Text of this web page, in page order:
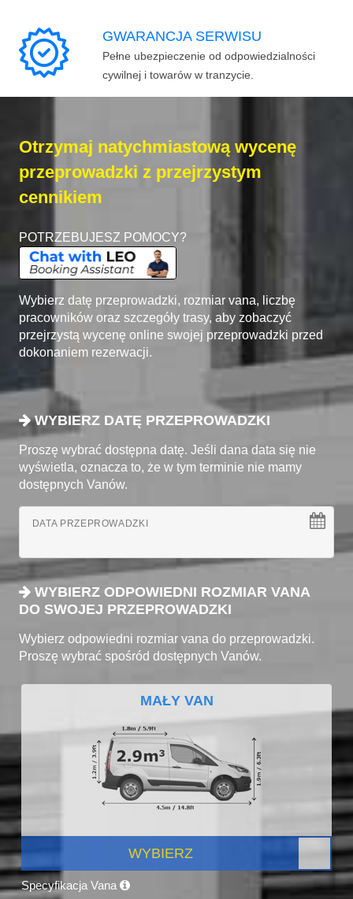
GWARANCJA SERWISU
Pełne ubezpieczenie od odpowiedzialności
cywilnej i towarów w tranzycie.
Otrzymaj natychmiastową wycenę
przeprowadzki z przejrzystym
cennikiem
POTRZEBUJESZ POMOCY?
Wybierz datę przeprowadzki, rozmiar vana, liczbę
pracowników oraz szczegóły trasy, aby zobaczyć
przejrzystą wycenę online swojej przeprowadzki przed
dokonaniem rezerwacji.
WYBIERZ DATĘ PRZEPROWADZKI
Proszę wybrać dostępna datę. Jeśli dana data się nie
wyświetla, oznacza to, że w tym terminie nie mamy
dostępnych Vanów.
DATA PRZEPROWADZKI
WYBIERZ ODPOWIEDNI ROZMIAR VANA
DO SWOJEJ PRZEPROWADZKI
Wybierz odpowiedni rozmiar vana do przeprowadzki.
Proszę wybrać spośród dostępnych Vanów.
MAŁY VAN
WYBIERZ
Specyfikacja Vana